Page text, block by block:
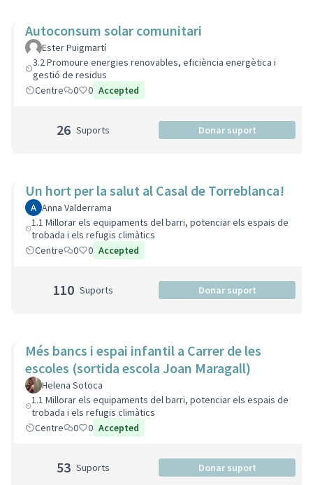
Autoconsum solar comunitari
Ester Puigmartí
3.2 Promoure energies renovables, eficiència energètica i
gestió de residus
Centre
0 0 Accepted
26 Suports Donar suport
Un hort per la salut al Casal de Torreblanca!
Anna Valderrama
1.1 Millorar els equipaments del barri, potenciar els espais de
trobada i els refugis climàtics
Centre
0 0 Accepted
110 Suports Donar suport
Més bancs i espai infantil a Carrer de les
escoles (sortida escola Joan Maragall)
Helena Sotoca
1.1 Millorar els equipaments del barri, potenciar els espais de
trobada i els refugis climàtics
Centre
0 0 Accepted
53 Suports Donar suport